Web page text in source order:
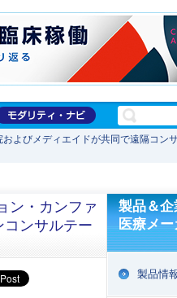
よびメディエイドが共同で遠隔コン
ン・カンファ
ンサルテー
製品＆
医療メ
製品情